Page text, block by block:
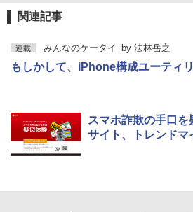
関連記事
連載 みんなのケータイ by 法林岳之
もしかして、iPhone構成ユーティ
スマホ詐欺の手口
サイト、トレンドマ